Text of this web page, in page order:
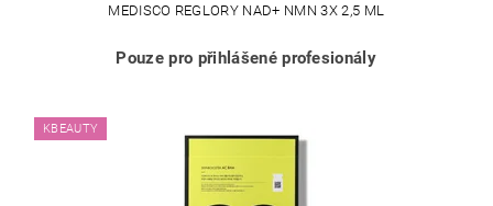
MEDISCO REGLORY NAD+ NMN 3X 2,5 ML
Pouze pro přihlášené profesionály
KBEAUTY